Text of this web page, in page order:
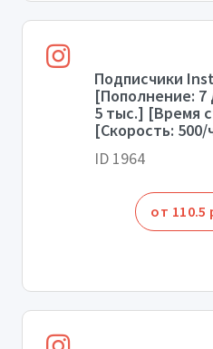
Подписчики
[Пополнение:
5 тыс.] [Время
[Скорость:
ID 1964
от 110.5